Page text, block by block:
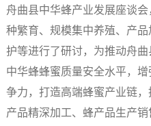
舟曲县中华蜂产业发展座谈
种繁育、规模集中养殖、产
护等进行了研讨，为推动舟
中华蜂蜂蜜质量安全水平，
争力，打造高端蜂蜜产业链
产品精深加工、蜂产品生产